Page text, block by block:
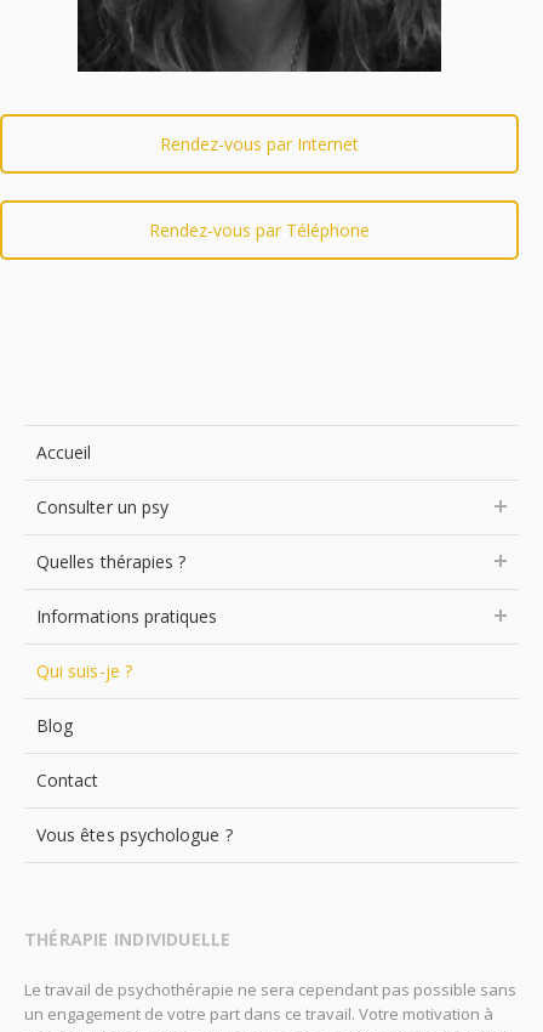
Rendez-vous par Internet
Rendez-vous par Téléphone
Accueil
Consulter un psy
Quelles thérapies ?
Informations pratiques
Qui suis-je ?
Blog
Contact
Vous êtes psychologue ?
THÉRAPIE INDIVIDUELLE
Le travail de psychothérapie ne sera cependant pas possible sans
un engagement de votre part dans ce travail. Votre motivation à